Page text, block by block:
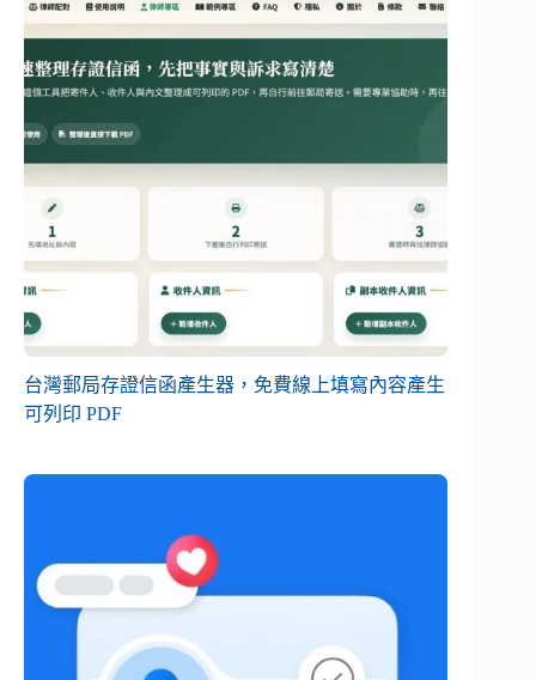
台灣郵局存證信函產生器，免費線上填寫內容產生
可列印 PDF